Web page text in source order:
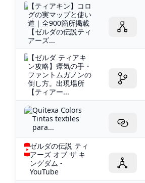
【ティアキン】コロ
グの実マップと使い
道｜全900箇所掲載
【ゼルダの伝説ティ
アーズ...
【ゼルダ ティアキ
ン攻略】瘴気の手・
ファントムガノンの
倒し方。出現場所
【ティアー...
Quitexa Colors
Tintas textiles
para...
ゼルダの伝説 ティ
アーズ オブ ザ キ
ングダム -
YouTube